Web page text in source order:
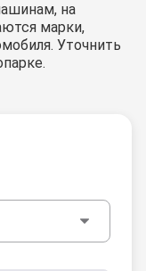
на
марки,
Уточнить